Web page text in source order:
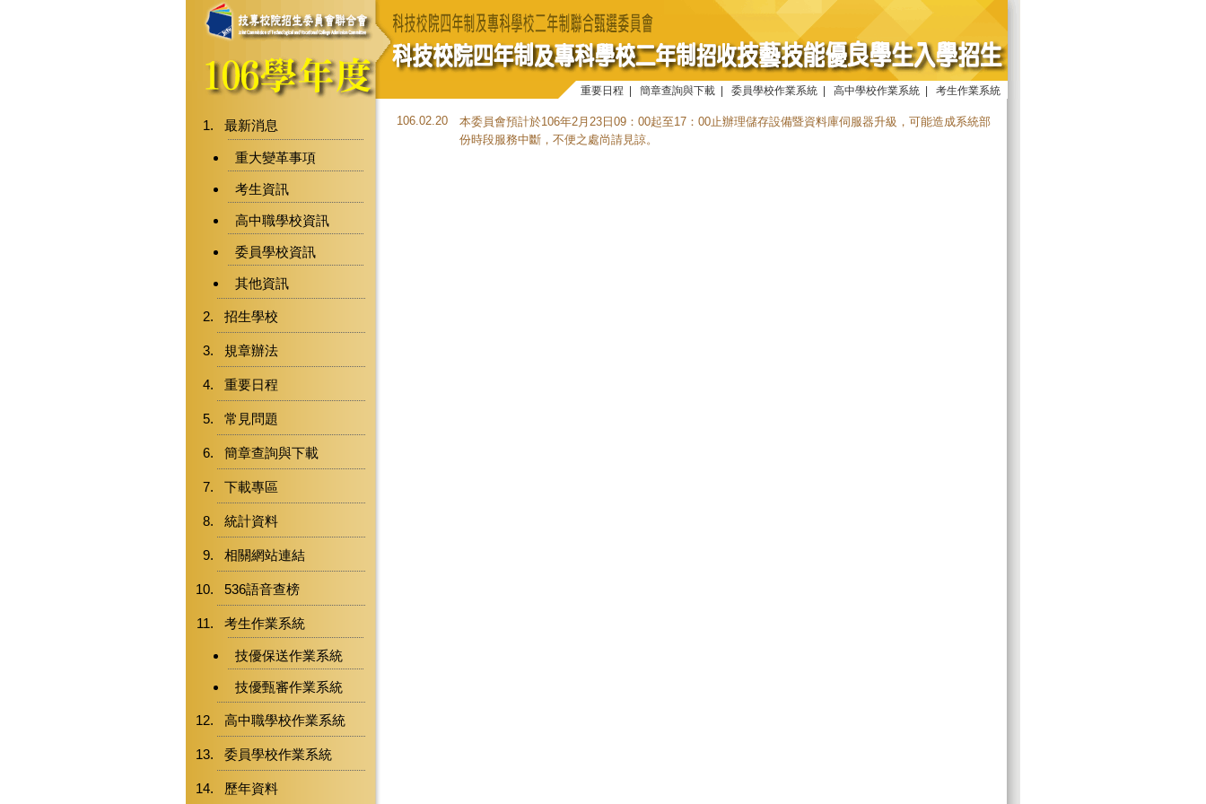
重要日程 簡章查詢與下載 委員學校作業系統 高中學校作業系統 考生作業系統
最新消息
重大變革事項
考生資訊
高中職學校資訊
委員學校資訊
其他資訊
招生學校
規章辦法
重要日程
常見問題
簡章查詢與下載
下載專區
統計資料
相關網站連結
536語音查榜
考生作業系統
技優保送作業系統
技優甄審作業系統
高中職學校作業系統
委員學校作業系統
歷年資料
106.02.20
本委員會預計於106年2月23日09：00起至17：00止辦理儲存設備暨資料庫伺服器升級，可能造成系統部
份時段服務中斷，不便之處尚請見諒。